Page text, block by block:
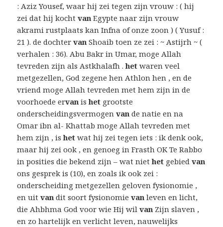
: Aziz Yousef, waar hij zei tegen zijn vrouw : ( hij
zei dat hij kochtvan Egypte naar zijn vrouw
akrami rustplaats kan Infna of onze zoon ) ( Yusuf :
21 ). de dochtervan Shoaib toen ze zei : ~ Astijrh ~ (
verhalen : 36). Abu Bakr in Umar, moge Allah
tevreden zijn als Astkhalafh .het waren veel
metgezellen, God zegene hen Athlon hen , en de
vriend moge Allah tevreden met hem zijn in de
voorhoede ervan ishet grootste
onderscheidingsvermogenvan de natie en na
Omar ibn al- Khattab moge Allah tevreden met
hem zijn , ishet wat hij zei tegen iets : ik denk ook,
maar hij zei ook , en genoeg in Frasth OK Te Rabbo
in posities die bekend zijn – wat niethet gebiedvan
ons gesprek is (10), en zoals ik ook zei :
onderscheiding metgezellen geloven fysionomie ,
en uitvan dit soort fysionomievan leven en licht,
die Ahbhma God voor wie Hij wilvan Zijn slaven ,
en zo hartelijk en verlicht leven, nauwelijks